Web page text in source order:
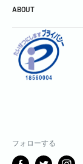
スパークリングワ
スティル・ワイン
酒精強化＆フレー
焼酎＆泡盛
中国銘酒
グッズ
ABOUT
会社概要
利用規約
お問い合わせ
サブスクリプショ
フォローする